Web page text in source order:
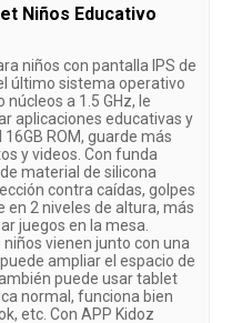
Niños Educativo
niños con pantalla IPS de
último sistema operativo
a 1.5 GHz, le
aplicaciones educativas y
ROM, guarde más
y videos. Con funda
material de silicona
contra caídas, golpes
en 2 niveles de altura, más
juegos en la mesa.
vienen junto con una
ampliar el espacio de
puede usar tablet
normal, funciona bien
etc. Con APP Kidoz